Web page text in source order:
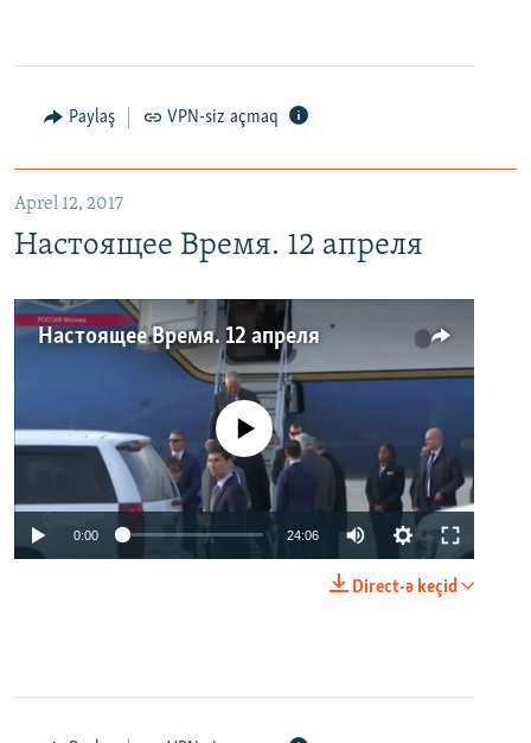
Paylaş VPN-siz açmaq
Aprel 12, 2017
Настоящее Время. 12 апреля
Настоящее Время. 12 апреля
No media source currently available
0:00 24:06
Direct-ə keçid